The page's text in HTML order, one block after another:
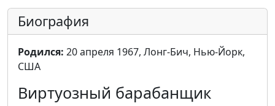
Биография
Родился: 20 апреля 1967, Лонг-Бич, Нью-Йорк,
США
Виртуозный барабанщик